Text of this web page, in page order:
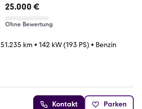
25.000 €
Ohne Bewertung
51.235 km • 142 kW (193 PS) • Benzin
Kontakt Parken